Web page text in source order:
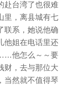
台湾了也很难
里，离县城有七
联系，她说他确
他姐在电话里还
他怎么～～要
财，去与那位大
当然就不值得琴